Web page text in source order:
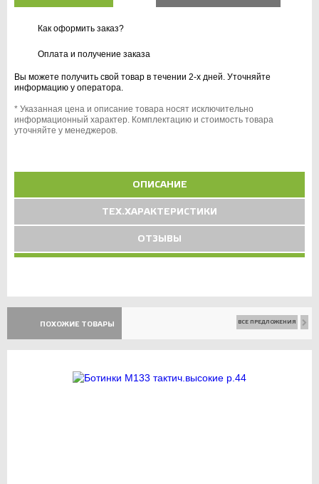
Как оформить заказ?
Оплата и получение заказа
Вы можете получить свой товар в течении 2-х дней. Уточняйте
информацию у оператора.
* Указанная цена и описание товара носят исключительно
информационный характер. Комплектацию и стоимость товара
уточняйте у менеджеров.
ОПИСАНИЕ
ТЕХ.ХАРАКТЕРИСТИКИ
ОТЗЫВЫ
ПОХОЖИЕ ТОВАРЫ ВСЕ ПРЕДЛОЖЕНИЯ